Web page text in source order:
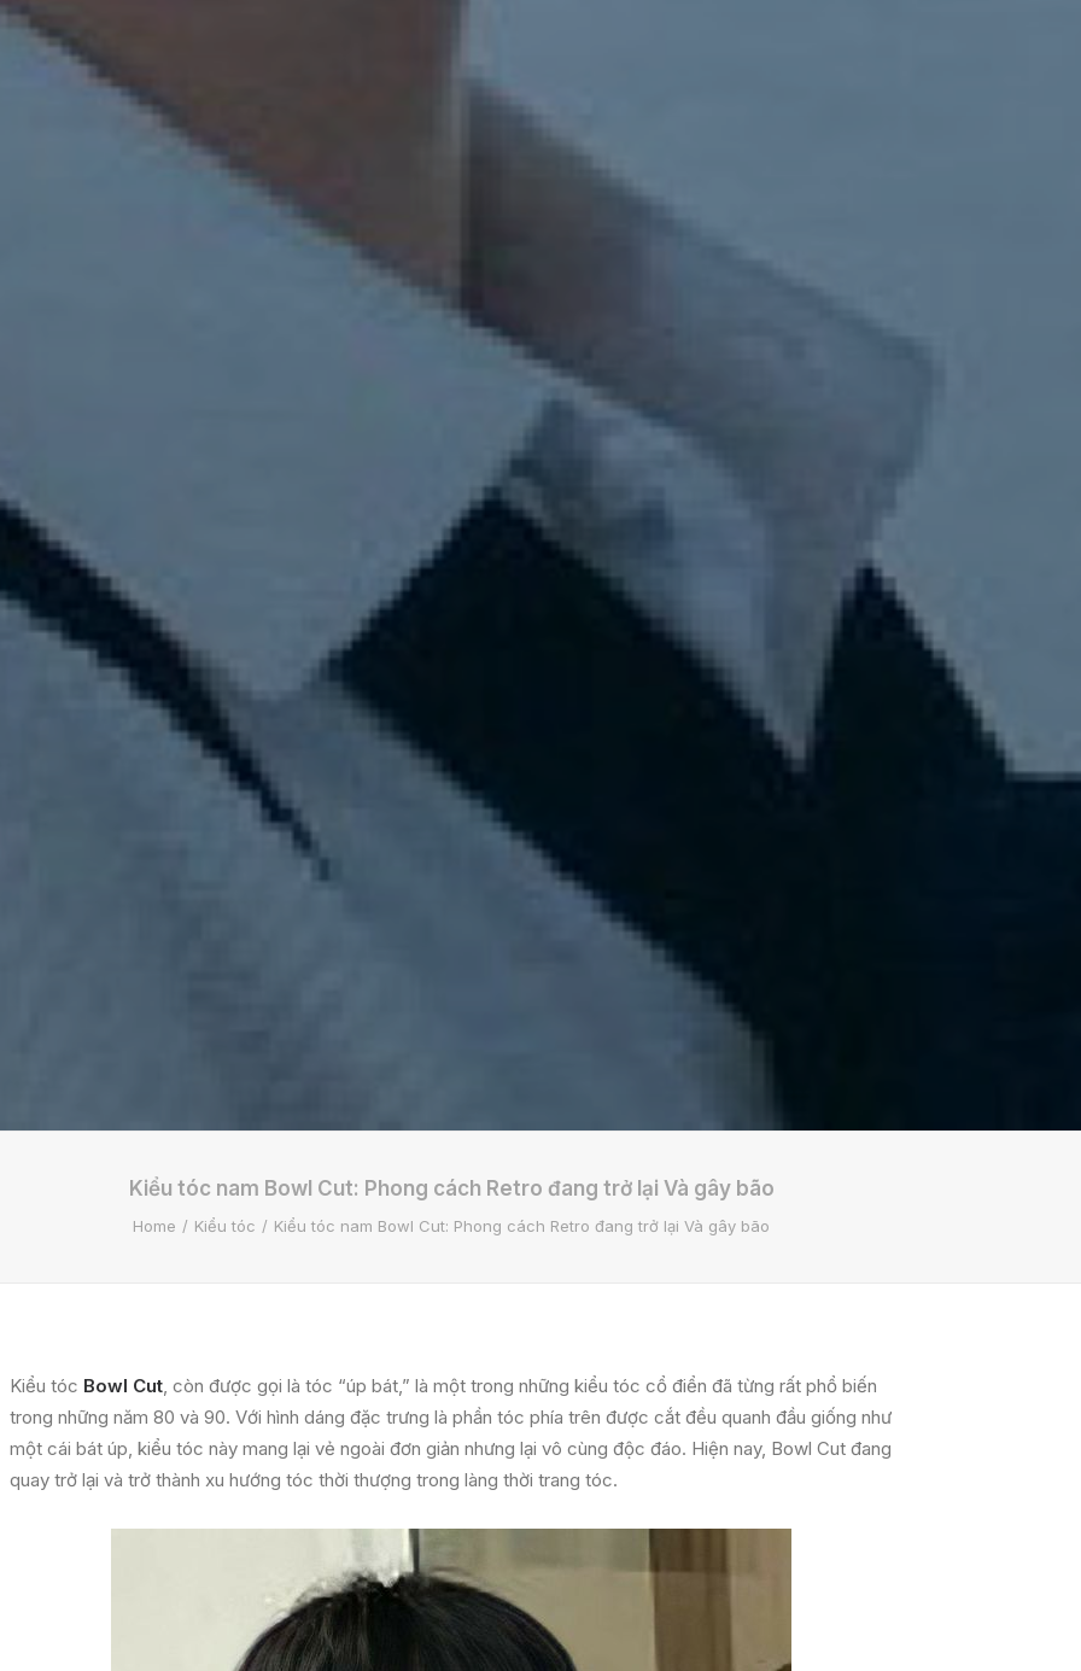
Kiểu tóc nam Bowl Cut: Phong cách Retro đang trở lại Và gây bão
Home Kiểu tóc Kiểu tóc nam Bowl Cut: Phong cách Retro đang trở lại Và gây bão
Kiểu tóc Bowl Cut, còn được gọi là tóc “úp bát,” là một trong những kiểu tóc cổ điển đã từng rất phổ biến
trong những năm 80 và 90. Với hình dáng đặc trưng là phần tóc phía trên được cắt đều quanh đầu giống như
một cái bát úp, kiểu tóc này mang lại vẻ ngoài đơn giản nhưng lại vô cùng độc đáo. Hiện nay, Bowl Cut đang
quay trở lại và trở thành xu hướng tóc thời thượng trong làng thời trang tóc.